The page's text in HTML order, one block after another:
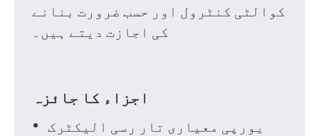
کوالٹی کنٹرول اور حسب ضرورت بنانے
کی اجازت دیتے ہیں۔
اجزاء کا جائزہ
یورپی معیاری تار رسی الیکٹرک